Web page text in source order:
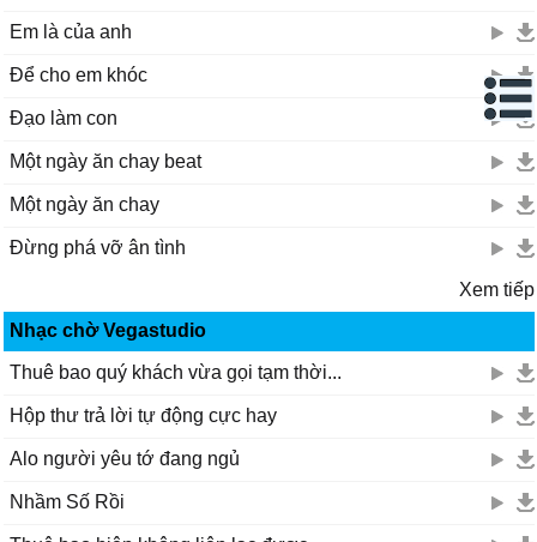
Em là của anh
Để cho em khóc
Đạo làm con
Một ngày ăn chay beat
Một ngày ăn chay
Đừng phá vỡ ân tình
Xem tiếp
Nhạc chờ Vegastudio
Thuê bao quý khách vừa gọi tạm thời...
Hộp thư trả lời tự động cực hay
Alo người yêu tớ đang ngủ
Nhầm Số Rồi